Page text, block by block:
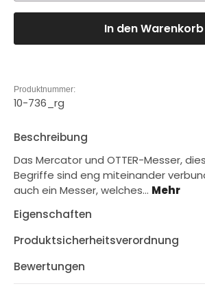
In den Warenkorb
Produktnummer:
10-736_rg
Beschreibung
Das Mercator und OTTER-Messer,
Begriffe sind eng miteinander
auch ein Messer, welches… Mehr
Eigenschaften
Produktsicherheitsverordnung
Bewertungen